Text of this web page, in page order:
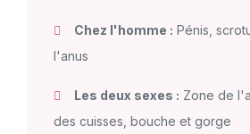
Chez l'homme : Pénis,
l'anus
Les deux sexes : Zone de
des cuisses, bouche et gorge